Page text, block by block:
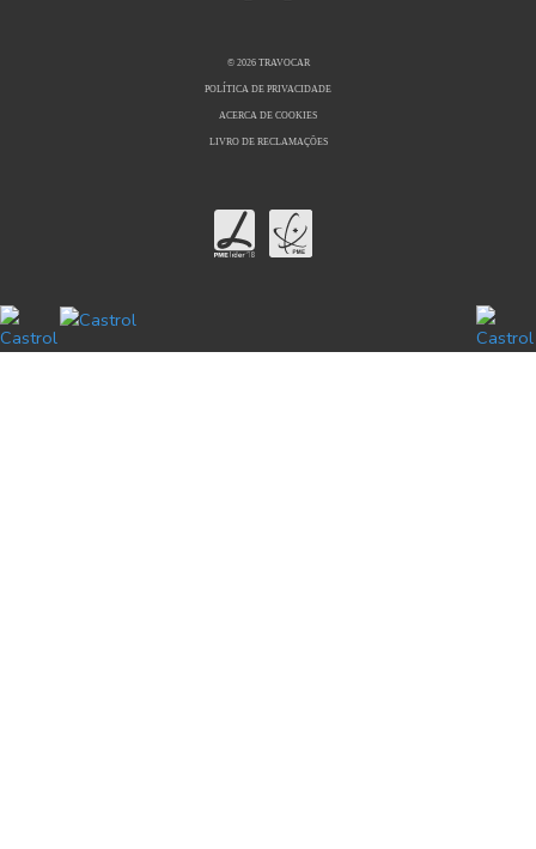
© 2026 TRAVOCAR
POLÍTICA DE PRIVACIDADE
ACERCA DE COOKIES
LIVRO DE RECLAMAÇÕES